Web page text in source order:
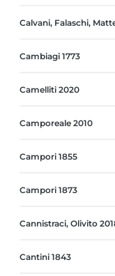
Calvani, Falaschi,
Cambiagi 1773
Camelliti 2020
Camporeale 2010
Campori 1855
Campori 1873
Cannistraci, Olivito
Cantini 1843